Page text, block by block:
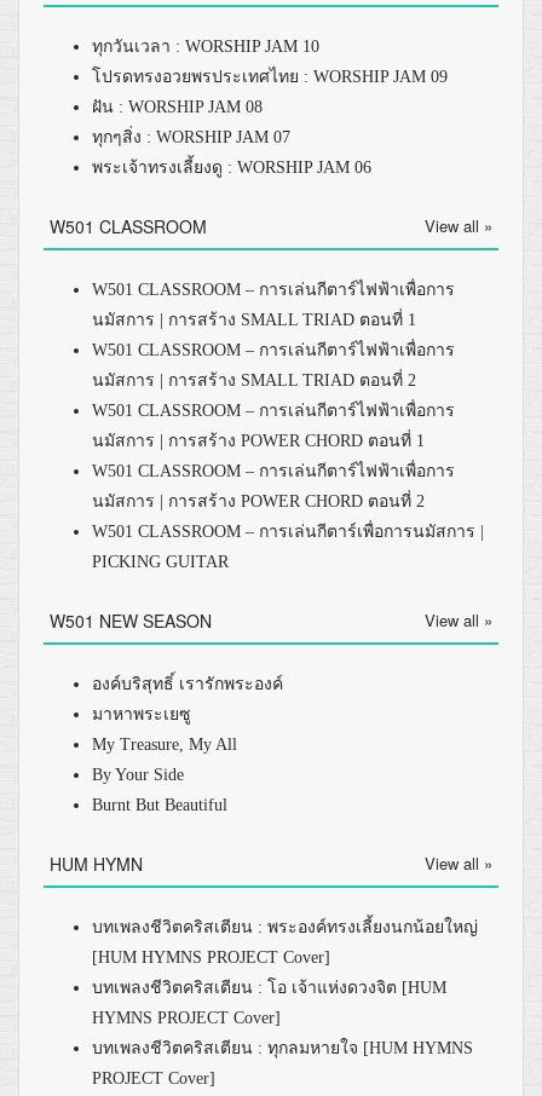
ทุกวันเวลา : WORSHIP JAM 10
โปรดทรงอวยพรประเทศไทย : WORSHIP JAM 09
ฝัน : WORSHIP JAM 08
ทุกๆสิ่ง : WORSHIP JAM 07
พระเจ้าทรงเลี้ยงดู : WORSHIP JAM 06
W501 CLASSROOM View all »
W501 CLASSROOM – การเล่นกีตาร์ไฟฟ้าเพื่อการ
นมัสการ | การสร้าง SMALL TRIAD ตอนที่ 1
W501 CLASSROOM – การเล่นกีตาร์ไฟฟ้าเพื่อการ
นมัสการ | การสร้าง SMALL TRIAD ตอนที่ 2
W501 CLASSROOM – การเล่นกีตาร์ไฟฟ้าเพื่อการ
นมัสการ | การสร้าง POWER CHORD ตอนที่ 1
W501 CLASSROOM – การเล่นกีตาร์ไฟฟ้าเพื่อการ
นมัสการ | การสร้าง POWER CHORD ตอนที่ 2
W501 CLASSROOM – การเล่นกีตาร์เพื่อการนมัสการ |
PICKING GUITAR
W501 NEW SEASON View all »
องค์บริสุทธิ์ เรารักพระองค์
มาหาพระเยซู
My Treasure, My All
By Your Side
Burnt But Beautiful
HUM HYMN View all »
บทเพลงชีวิตคริสเตียน : พระองค์ทรงเลี้ยงนกน้อยใหญ่
[HUM HYMNS PROJECT Cover]
บทเพลงชีวิตคริสเตียน : โอ เจ้าแห่งดวงจิต [HUM
HYMNS PROJECT Cover]
บทเพลงชีวิตคริสเตียน : ทุกลมหายใจ [HUM HYMNS
PROJECT Cover]